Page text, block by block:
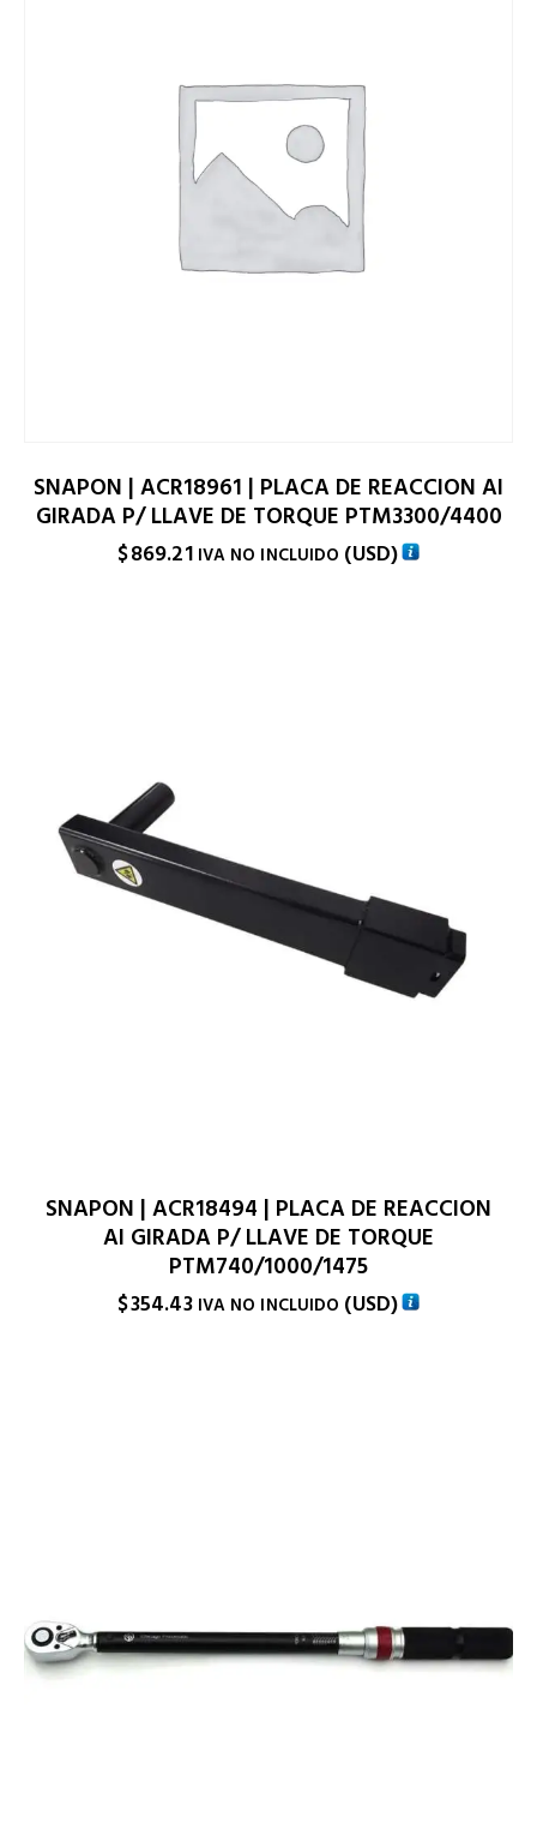
SNAPON | ACR18961 | PLACA DE REACCION AI
GIRADA P/ LLAVE DE TORQUE PTM3300/4400
$869.21 IVA NO INCLUIDO (USD)
SNAPON | ACR18494 | PLACA DE REACCION
AI GIRADA P/ LLAVE DE TORQUE
PTM740/1000/1475
$354.43 IVA NO INCLUIDO (USD)